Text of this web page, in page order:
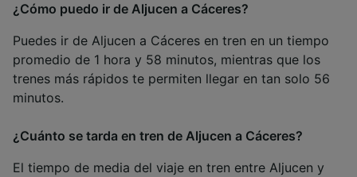
¿Cómo puedo ir de Aljucen a Cáceres?
Puedes ir de Aljucen a Cáceres en tren en un tiempo
promedio de 1 hora y 58 minutos, mientras que los
trenes más rápidos te permiten llegar en tan solo 56
minutos.
¿Cuánto se tarda en tren de Aljucen a Cáceres?
El tiempo de media del viaje en tren entre Aljucen y